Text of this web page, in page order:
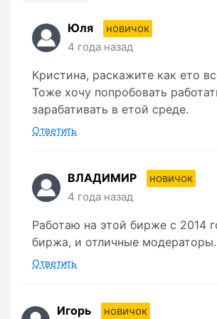
Юля
новичок
4 года назад
Кристина, раскажите как ето
Тоже хочу попробовать
зарабативать в етой среде.
Ответить
ВЛАДИМИР
новичок
4 года назад
Работаю на этой бирже с 2014
биржа, и отличные модераторы.
Ответить
Игорь
новичок